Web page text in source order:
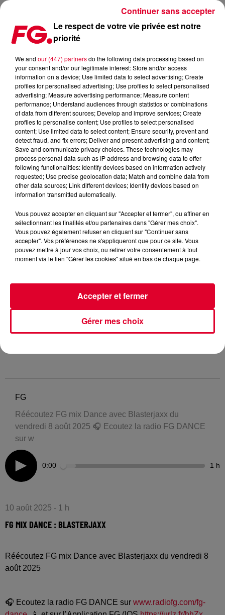
FG MIX DANCE : BLASTERJAXX
FG
Réécoutez FG mix Dance avec Blasterjaxx du
vendredi 8 août 2025 🎧 Ecoutez la radio FG DANCE
sur w
0:00 1 h
10 août 2025 - 1 h
FG MIX DANCE : BLASTERJAXX
Réécoutez FG mix Dance avec Blasterjaxx du vendredi 8
août 2025
🎧 Ecoutez la radio FG DANCE sur www.radiofg.com/fg-
Le respect de votre vie privée est notre
priorité
We and our (447) partnersdo the following data processing based on
your consent and/or our legitimate interest: Store and/or access
information on a device; Use limited data to select advertising; Create
profiles for personalised advertising; Use profiles to select personalised
advertising; Measure advertising performance; Measure content
performance; Understand audiences through statistics or combinations
of data from different sources; Develop and improve services; Create
profiles to personalise content; Use profiles to select personalised
content; Use limited data to select content; Ensure security, prevent and
detect fraud, and fix errors; Deliver and present advertising and content;
Save and communicate privacy choices. These technologies may
process personal data such as IP address and browsing data to offer
following functionalities: Identify devices based on information actively
requested; Use precise geolocation data; Match and combine data from
other data sources; Link different devices; Identify devices based on
information transmitted automatically.
Vous pouvez accepter en cliquant sur "Accepter et fermer", ou affiner en
sélectionnant les finalités et/ou partenaires dans "Gérer mes choix".
Vous pouvez également refuser en cliquant sur "Continuer sans
accepter". Vos préférences ne s'appliqueront que pour ce site. Vous
pouvez mettre à jour vos choix, ou retirer votre consentement à tout
moment via le lien "Gérer les cookies" situé en bas de chaque page.
Gérer mes choix
Accepter et fermer
Continuer sans accepter